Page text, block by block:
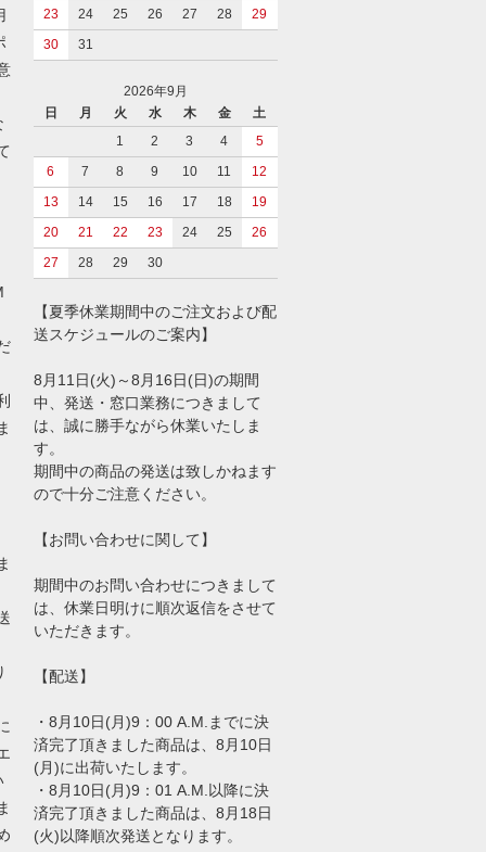
23
24 25 26 27 28
29
30
31
2026年9月
日
月 火 水 木 金
土
1
2 3 4
5
6
7 8 9 10 11
12
13
14 15 16 17 18
19
20
21 22 23 24 25
26
27
28 29 30
【夏季休業期間中のご注文および配
送スケジュールのご案内】
8月11日(火)～8月16日(日)の期間
中、発送・窓口業務につきまして
は、誠に勝手ながら休業いたしま
す。
期間中の商品の発送は致しかねます
ので十分ご注意ください。
【お問い合わせに関して】
期間中のお問い合わせにつきまして
は、休業日明けに順次返信をさせて
いただきます。
【配送】
・8月10日(月)9：00 A.M.までに決
済完了頂きました商品は、8月10日
(月)に出荷いたします。
・8月10日(月)9：01 A.M.以降に決
済完了頂きました商品は、8月18日
(火)以降順次発送となります。